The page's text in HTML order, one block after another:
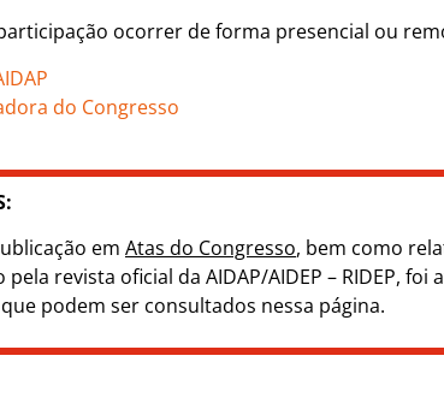
ocorrer de forma presencial ou
do Congresso
em Atas do Congresso, bem como
revista oficial da AIDAP/AIDEP – RIDEP, foi
que podem ser consultados nessa página.